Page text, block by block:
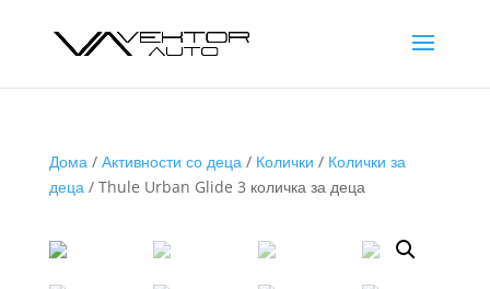
Дома/ Активности со деца/ Колички / Колички за
деца/ Thule Urban Glide 3 количка за деца